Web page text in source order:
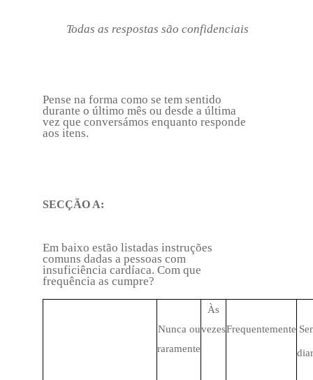
Todas as respostas são confidenciais
Pense na forma como se tem sentido
durante o último mês ou desde a última
vez que conversámos enquanto responde
aos itens.
SECÇÃO A:
Em baixo estão listadas instruções
comuns dadas a pessoas com
insuficiência cardíaca. Com que
frequência as cumpre?
Nunca ou
Às
vezesFrequentemente
raramente